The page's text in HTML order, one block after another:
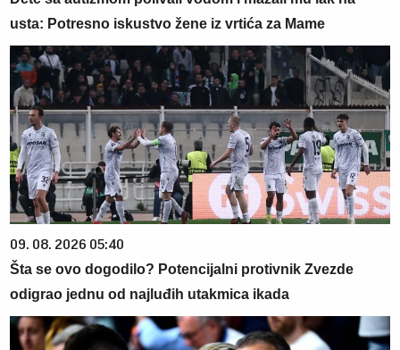
usta: Potresno iskustvo žene iz vrtića za Mame
09. 08. 2026 05:40
Šta se ovo dogodilo? Potencijalni protivnik Zvezde
odigrao jednu od najluđih utakmica ikada